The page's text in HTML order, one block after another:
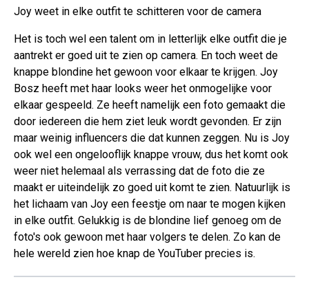
Joy weet in elke outfit te schitteren voor de camera
Het is toch wel een talent om in letterlijk elke outfit die je
aantrekt er goed uit te zien op camera. En toch weet de
knappe blondine het gewoon voor elkaar te krijgen. Joy
Bosz heeft met haar looks weer het onmogelijke voor
elkaar gespeeld. Ze heeft namelijk een foto gemaakt die
door iedereen die hem ziet leuk wordt gevonden. Er zijn
maar weinig influencers die dat kunnen zeggen. Nu is Joy
ook wel een ongelooflijk knappe vrouw, dus het komt ook
weer niet helemaal als verrassing dat de foto die ze
maakt er uiteindelijk zo goed uit komt te zien. Natuurlijk is
het lichaam van Joy een feestje om naar te mogen kijken
in elke outfit. Gelukkig is de blondine lief genoeg om de
foto's ook gewoon met haar volgers te delen. Zo kan de
hele wereld zien hoe knap de YouTuber precies is.